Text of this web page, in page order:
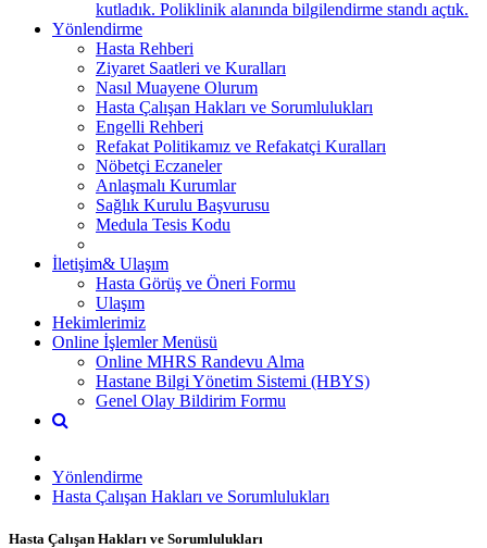
kutladık. Poliklinik alanında bilgilendirme standı açtık.
Yönlendirme
Hasta Rehberi
Ziyaret Saatleri ve Kuralları
Nasıl Muayene Olurum
Hasta Çalışan Hakları ve Sorumlulukları
Engelli Rehberi
Refakat Politikamız ve Refakatçi Kuralları
Nöbetçi Eczaneler
Anlaşmalı Kurumlar
Sağlık Kurulu Başvurusu
Medula Tesis Kodu
İletişim& Ulaşım
Hasta Görüş ve Öneri Formu
Ulaşım
Hekimlerimiz
Online İşlemler Menüsü
Online MHRS Randevu Alma
Hastane Bilgi Yönetim Sistemi (HBYS)
Genel Olay Bildirim Formu
Yönlendirme
Hasta Çalışan Hakları ve Sorumlulukları
Hasta Çalışan Hakları ve Sorumlulukları